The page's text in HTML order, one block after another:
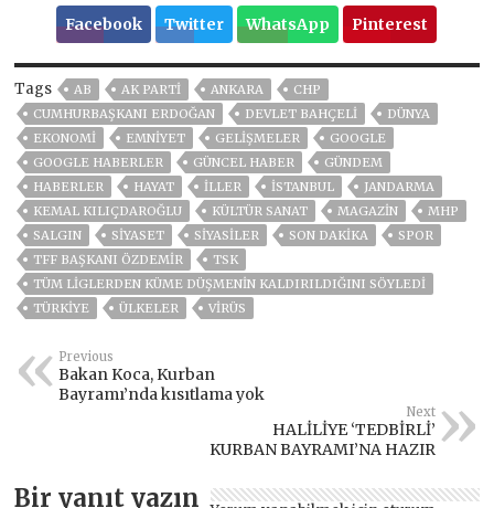
Facebook Twitter WhatsApp Pinterest
Tags AB AK PARTİ ANKARA
CHP
CUMHURBAŞKANI ERDOĞAN
DEVLET BAHÇELİ
DÜNYA
EKONOMİ
EMNİYET GELIŞMELER
GOOGLE
GOOGLE HABERLER
GÜNCEL HABER
GÜNDEM
HABERLER
HAYAT İLLER ISTANBUL
JANDARMA
KEMAL KILIÇDAROĞLU
KÜLTÜR SANAT MAGAZİN
MHP
SALGIN
SİYASET SİYASİLER SON DAKIKA
SPOR
TFF BAŞKANI ÖZDEMIR
TSK
TÜM LIGLERDEN KÜME DÜŞMENIN KALDIRILDIĞINI SÖYLEDI
TÜRKİYE
ÜLKELER VIRÜS
Previous
Bakan Koca, Kurban
Bayramı’nda kısıtlama yok
Next
HALİLİYE ‘TEDBİRLİ’
KURBAN BAYRAMI’NA HAZIR
Bir yanıt yazın